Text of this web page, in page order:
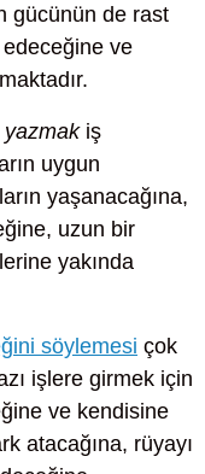
gücünün de rast
ve
yazmakiş
uygun
yaşanacağına,
uzun bir
yakında
söylemesi çok
işlere girmek için
ve kendisine
atacağına, rüyayı